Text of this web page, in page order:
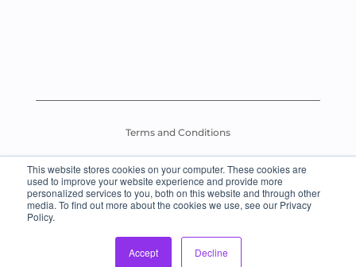
This website stores cookies on your computer. These cookies are
used to improve your website experience and provide more
personalized services to you, both on this website and through other
media. To find out more about the cookies we use, see our Privacy
Policy.
Accept Decline
Terms and Conditions
Assessment Test Policy
© 2026 Everybody Loves Languages – All Rights Reserved.